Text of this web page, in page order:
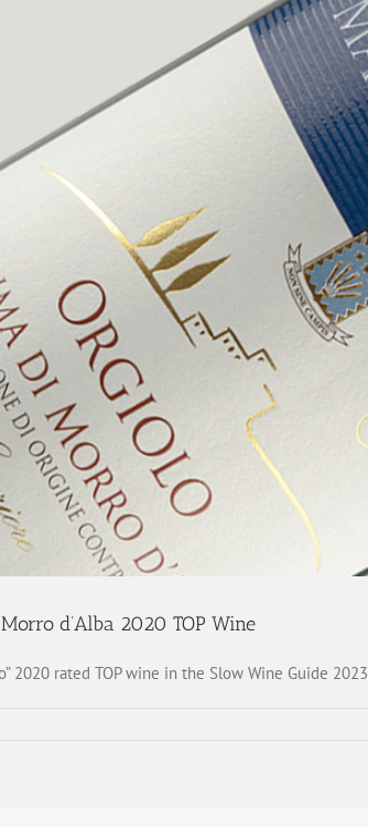
d’Alba 2020 TOP Wine
2020 rated TOP wine in the Slow Wine Guide 2023